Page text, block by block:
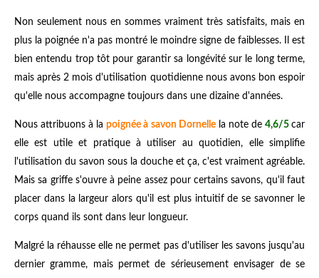
Non seulement nous en sommes vraiment très satisfaits, mais en
plus la poignée n'a pas montré le moindre signe de faiblesses. Il est
bien entendu trop tôt pour garantir sa longévité sur le long terme,
mais après 2 mois d'utilisation quotidienne nous avons bon espoir
qu'elle nous accompagne toujours dans une dizaine d'années.
Nous attribuons à lapoignée à savon Dornellela note de 4,6/5 car
elle est utile et pratique à utiliser au quotidien, elle simplifie
l'utilisation du savon sous la douche et ça, c'est vraiment agréable.
Mais sa griffe s'ouvre à peine assez pour certains savons, qu'il faut
placer dans la largeur alors qu'il est plus intuitif de se savonner le
corps quand ils sont dans leur longueur.
Malgré la réhausse elle ne permet pas d'utiliser les savons jusqu'au
dernier gramme, mais permet de sérieusement envisager de se